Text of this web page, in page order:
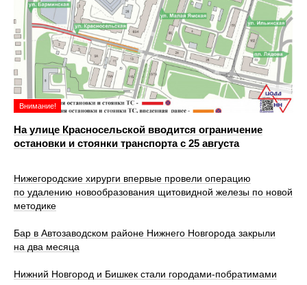
Внимание!
На улице Красносельской вводится ограничение
остановки и стоянки транспорта с 25 августа
Нижегородские хирурги впервые провели операцию
по удалению новообразования щитовидной железы по новой
методике
Бар в Автозаводском районе Нижнего Новгорода закрыли
на два месяца
Нижний Новгород и Бишкек стали городами-побратимами